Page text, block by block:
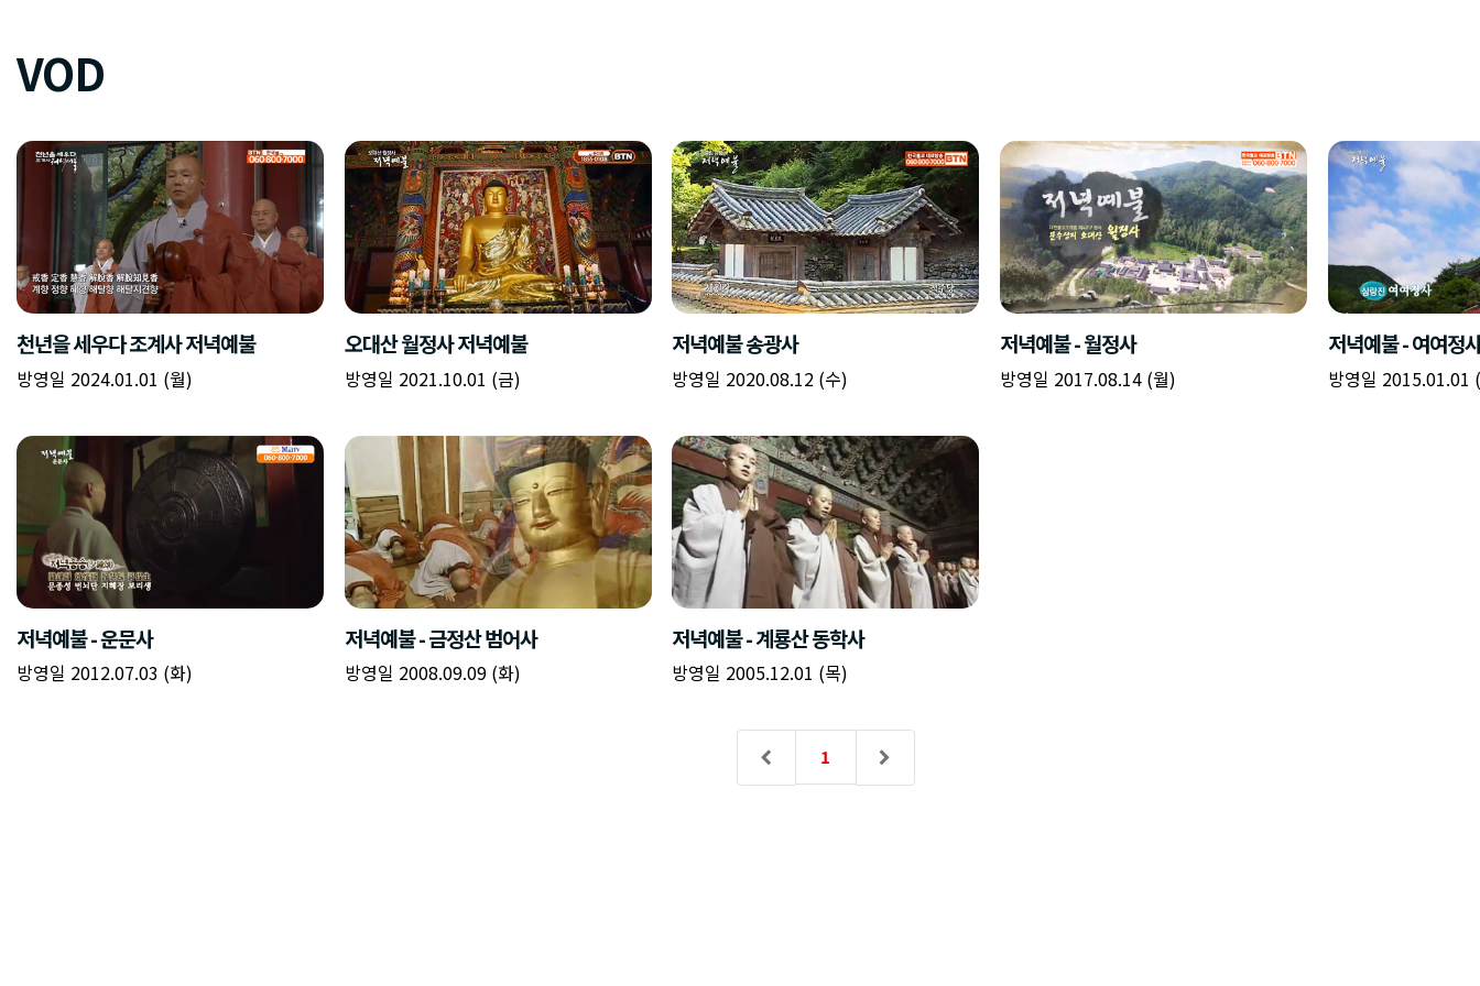
VOD
천년을 세우다 조계사 저녁예불
방영일 2024.01.01 (월)
오대산 월정사 저녁예불
방영일 2021.10.01 (금)
저녁예불 송광사
방영일 2020.08.12 (수)
저녁예불 - 월정사
방영일 2017.08.14 (월)
저녁예불 - 여여정
방영일 2015.01.01
저녁예불 - 운문사
방영일 2012.07.03 (화)
저녁예불 - 금정산 범어사
방영일 2008.09.09 (화)
저녁예불 - 계룡산 동학사
방영일 2005.12.01 (목)
1